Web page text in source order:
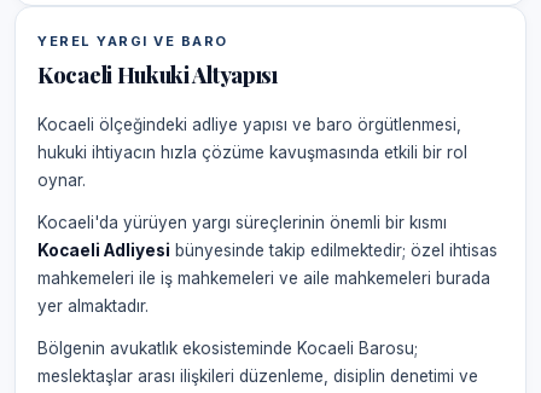
YEREL YARGI VE BARO
Kocaeli Hukuki Altyapısı
Kocaeli ölçeğindeki adliye yapısı ve baro örgütlenmesi,
hukuki ihtiyacın hızla çözüme kavuşmasında etkili bir rol
oynar.
Kocaeli'da yürüyen yargı süreçlerinin önemli bir kısmı
Kocaeli Adliyesi bünyesinde takip edilmektedir; özel ihtisas
mahkemeleri ile iş mahkemeleri ve aile mahkemeleri burada
yer almaktadır.
Bölgenin avukatlık ekosisteminde Kocaeli Barosu;
meslektaşlar arası ilişkileri düzenleme, disiplin denetimi ve